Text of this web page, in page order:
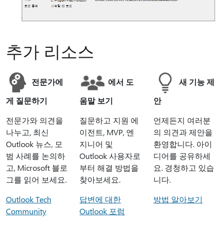
추가 리소스
전문가에
게 질문하기
전문가와 의견을
나누고, 최신
Outlook 뉴스, 모
범 사례를 논의하
고, Microsoft 블로
그를 읽어 보세요.
Outlook Tech
Community
에서 도
움말 보기
질문하고 지원 에
이전트, MVP, 엔
지니어 및
Outlook 사용자로
부터 해결 방법을
찾아보세요.
답변에 대한
Outlook 포럼
새 기능 제
안
언제든지 여러분
의 의견과 제안을
환영합니다. 아이
디어를 공유하세
요. 경청하고 있습
니다.
방법 알아보기